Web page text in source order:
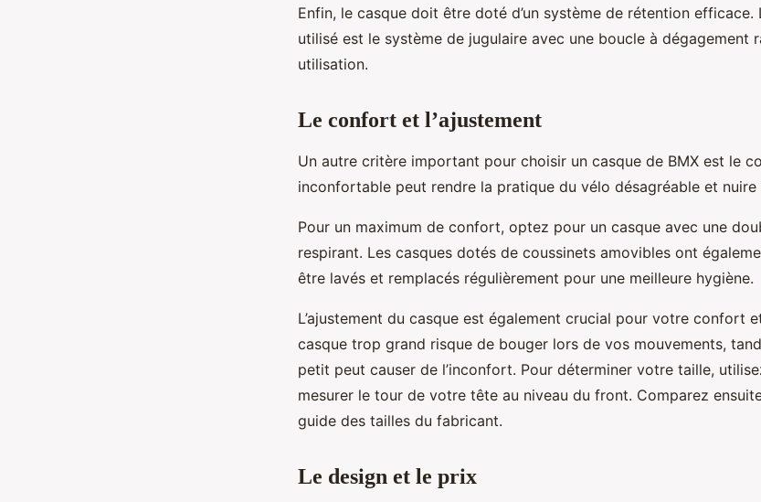
Enfin, le casque doit être doté d’un système de rétention efficace.
utilisé est le système de jugulaire avec une boucle à dégagement
utilisation.
Le confort et l’ajustement
Un autre critère important pour choisir un casque de BMX est le
inconfortable peut rendre la pratique du vélo désagréable et
Pour un maximum de confort, optez pour un casque avec une
respirant. Les casques dotés de coussinets amovibles ont
être lavés et remplacés régulièrement pour une meilleure hygiène.
L’ajustement du casque est également crucial pour votre confort
casque trop grand risque de bouger lors de vos mouvements,
petit peut causer de l’inconfort. Pour déterminer votre taille,
mesurer le tour de votre tête au niveau du front. Comparez
guide des tailles du fabricant.
Le design et le prix